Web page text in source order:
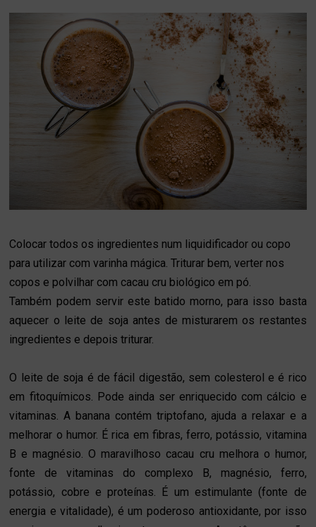
Colocar todos os ingredientes num liquidificador ou copo
para utilizar com varinha mágica. Triturar bem, verter nos
copos e polvilhar com cacau cru biológico em pó.
Também podem servir este batido morno, para isso basta
aquecer o leite de soja antes de misturarem os restantes
ingredientes e depois triturar.
O leite de soja é de fácil digestão, sem colesterol e é rico
em fitoquímicos. Pode ainda ser enriquecido com cálcio e
vitaminas. A banana contém triptofano, ajuda a relaxar e a
melhorar o humor. É rica em fibras, ferro, potássio, vitamina
B e magnésio. O maravilhoso cacau cru melhora o humor,
fonte de vitaminas do complexo B, magnésio, ferro,
potássio, cobre e proteínas. É um estimulante (fonte de
energia e vitalidade), é um poderoso antioxidante, por isso